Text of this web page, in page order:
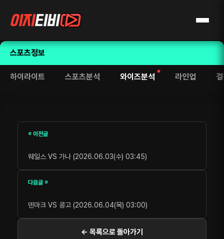
스포츠정보
하이라이트 스포츠분석 와이즈분석 라인업
« 이전글
웨일스 VS 가나 (2026.06.03(수) 03:45)
다음글 »
덴마크 VS 콩고 (2026.06.04(목) 03:00)
← 목록으로 돌아가기